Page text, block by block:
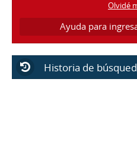
Olvidé
Ayuda para
Historia de